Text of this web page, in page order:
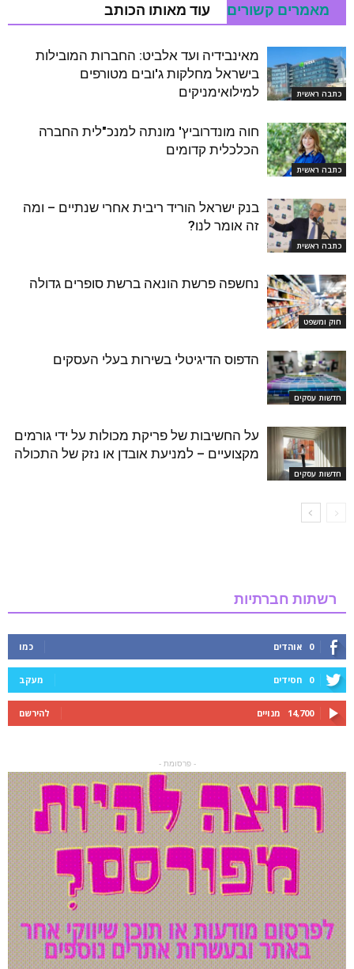
מאמרים קשורים עוד מאותו הכותב
כתבה ראשית
מאינבידיה ועד אלביט: החברות המובילות
בישראל מחלקות ג'ובים מטורפים
למילואימניקים
כתבה ראשית
חוה מונדרוביץ' מונתה למנכ"לית החברה
הכלכלית קדומים
כתבה ראשית
בנק ישראל הוריד ריבית אחרי שנתיים – ומה
זה אומר לנו?
חוק ומשפט
נחשפה פרשת הונאה ברשת סופרים גדולה
חדשות עסקים
הדפוס הדיגיטלי בשירות בעלי העסקים
חדשות עסקים
על החשיבות של פריקת מכולות על ידי גורמים
מקצועיים – למניעת אובדן או נזק של התכולה
רשתות חברתיות
0 אוהדים כמו
0 חסידים מעקב
14,700 מנויים להירשם
- פרסומת -